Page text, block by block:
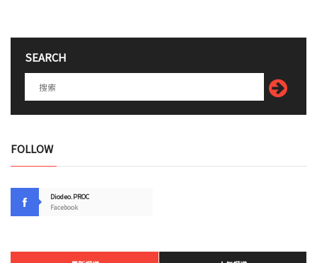
SEARCH
FOLLOW
Diodeo.PROC
Facebook